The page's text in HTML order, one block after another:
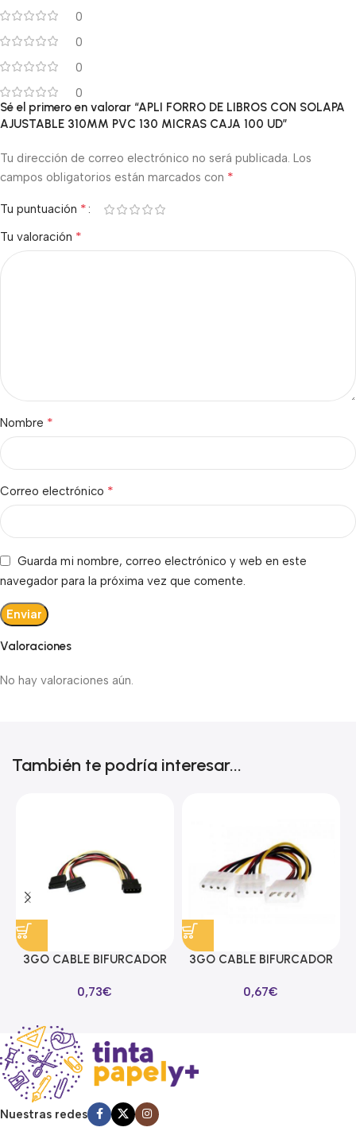
0
0
0
0
Valoraciones
No hay valoraciones aún.
Sé el primero en valorar “APLI FORRO DE LIBROS CON SOLAPA
AJUSTABLE 310MM PVC 130 MICRAS CAJA 100 UD”
Tu dirección de correo electrónico no será publicada. Los
campos obligatorios están marcados con *
Tu puntuación *
Tu valoración *
Nombre *
Correo electrónico *
Guarda mi nombre, correo electrónico y web en este
navegador para la próxima vez que comente.
También te podría interesar...
3GO CABLE BIFURCADOR
0,73€
3GO CABLE BIFURCADOR
0,67€
Nuestras redes